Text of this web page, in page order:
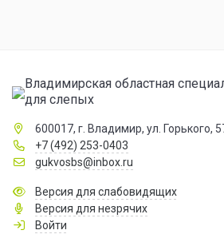
Владимирская областная
для слепых
600017, г. Владимир, ул. Горького,
+7 (492) 253-0403
gukvosbs@inbox.ru
Версия для слабовидящих
Версия для незрячих
Войти